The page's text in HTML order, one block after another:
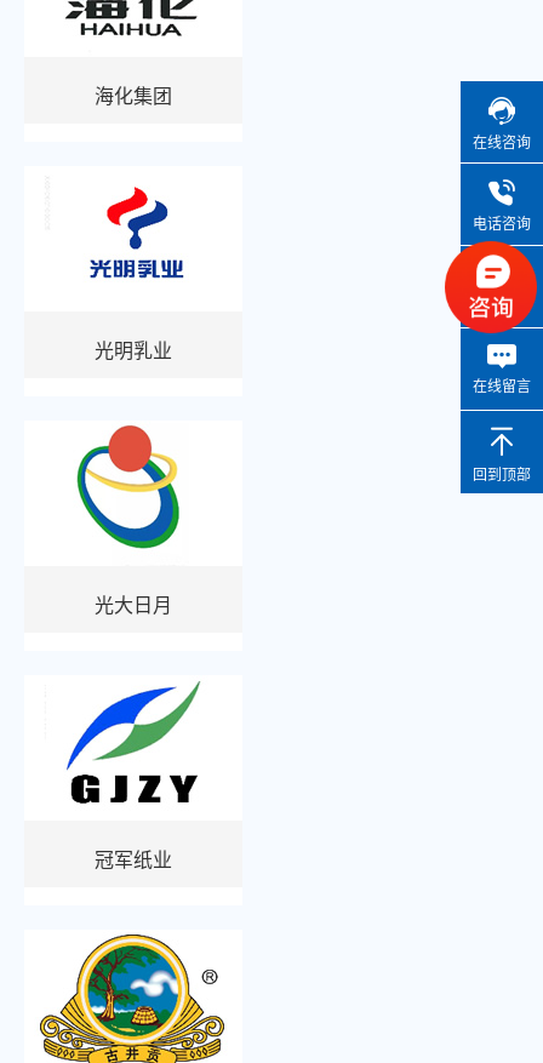
海化集团
光明乳业
光大日月
冠军纸业
在线咨询
电话咨询
微信咨询
在线留言
回到顶部